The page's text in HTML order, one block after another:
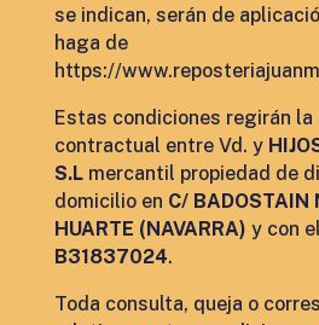
se indican, serán de
haga de
https://
Estas condiciones regirán la
contractual entre Vd. y
S.Lmercantil propiedad de
domicilio en C/ BADOSTAIN
HUARTE (NAVARRA) y con
B31837024.
Toda consulta, queja o